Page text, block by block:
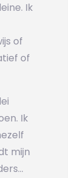
Ik
of
of
Ik
mijn